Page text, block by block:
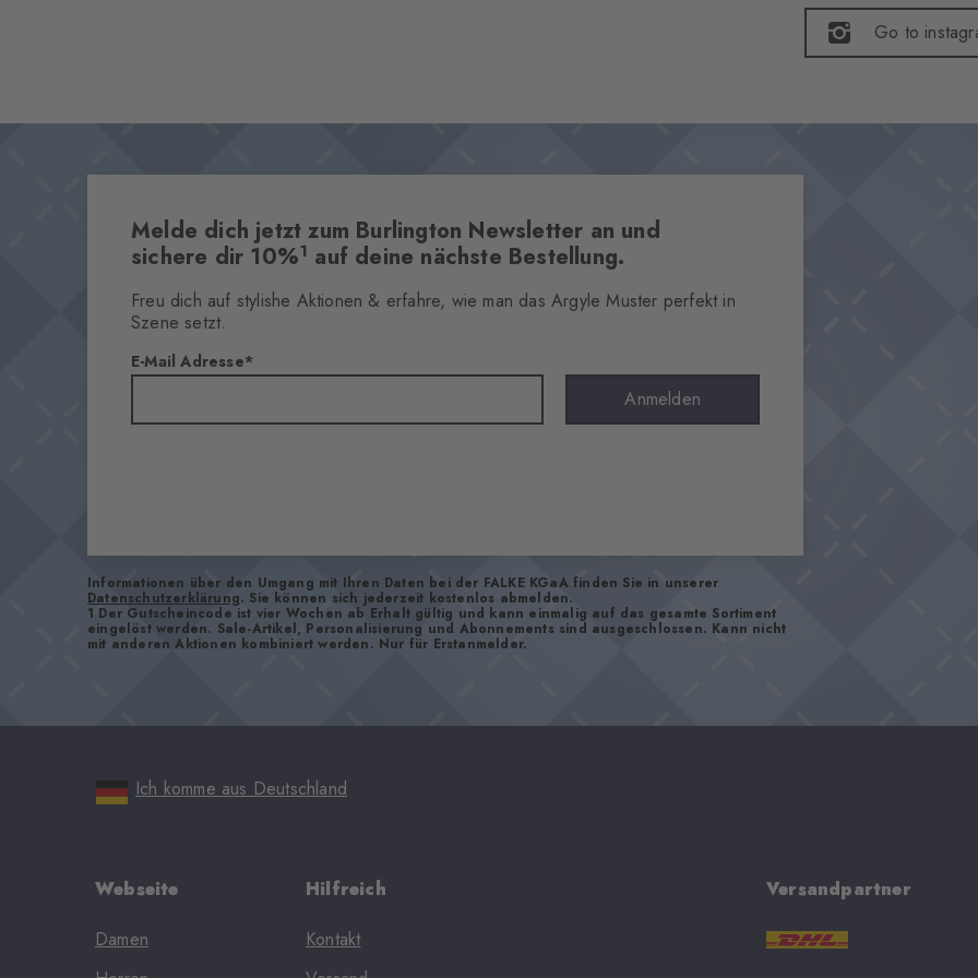
Go to
Melde dich jetzt zum Burlington Newsletter an und
sichere dir 10%1 auf deine nächste Bestellung.
Freu dich auf stylishe Aktionen & erfahre, wie man das Argyle Muster perfekt in
Szene setzt.
E-Mail Adresse
Anmelden
Informationen über den Umgang mit Ihren Daten bei der FALKE KGaA finden Sie in unserer
Datenschutzerklärung. Sie können sich jederzeit kostenlos abmelden.
1 Der Gutscheincode ist vier Wochen ab Erhalt gültig und kann einmalig auf das gesamte Sortiment
eingelöst werden. Sale-Artikel, Personalisierung und Abonnements sind ausgeschlossen. Kann nicht
mit anderen Aktionen kombiniert werden. Nur für Erstanmelder.
Ich komme aus Deutschland
Webseite
Damen
Hilfreich
Kontakt
Versandpartner